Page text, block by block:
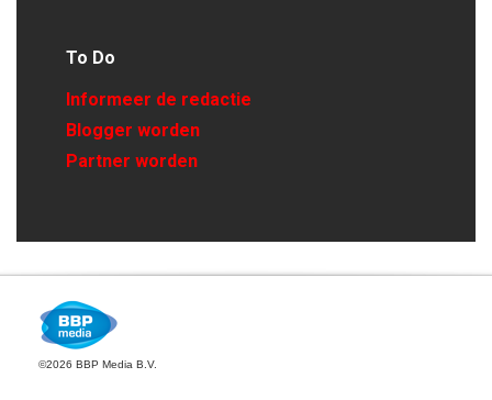
To Do
Informeer de redactie
Blogger worden
Partner worden
©2026 BBP Media B.V.